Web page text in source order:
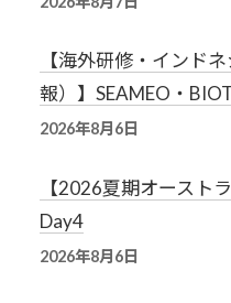
【海外研修・インド
報）】SEAMEO・
2026年8月6日
【2026夏期オースト
Day4
2026年8月6日